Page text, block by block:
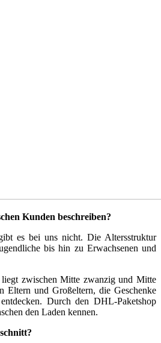
Kunden beschreiben?
es bei uns nicht. Die Altersstruktur
bis hin zu Erwachsenen und
zwischen Mitte zwanzig und Mitte
Eltern und Großeltern, die Geschenke
Durch den DHL-Paketshop
den Laden kennen.